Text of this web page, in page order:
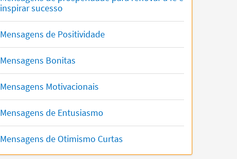
inspirar sucesso
Mensagens de Positividade
Mensagens Bonitas
Mensagens Motivacionais
Mensagens de Entusiasmo
Mensagens de Otimismo Curtas